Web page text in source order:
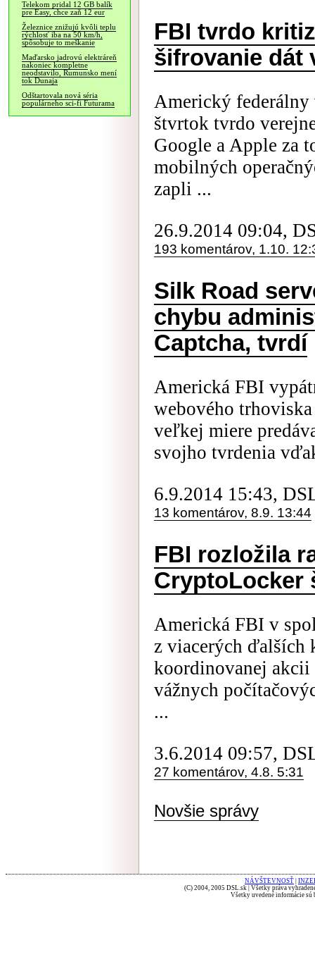
Telekom pridal 12 GB balík
pre Easy, chce zaň 12 eur
Železnice znižujú kvôli teplu
rýchlosť iba na 50 km/h,
spôsobuje to meškanie
Maďarsko jadrovú elektráreň
nakoniec kompletne
neodstavilo, Rumunsko mení
tok Dunaja
Odštartovala nová séria
populárneho sci-fi Futurama
FBI tvrdo
šifrovanie dát
Americký
štvrtok tvrdo
Google a Apple za
mobilných
zapli ...
26.9.2014 09:04,
193 komentárov, 1.10.
Silk Road
chybu
Captcha, tvrdí
Americká FBI
webového
veľkej miere
svojho tvrdenia
6.9.2014 15:43,
13 komentárov, 8.9. 13:44
FBI rozložila
CryptoLocker
Americká FBI v
z viacerých ďalších
koordinovanej
vážnych
...
3.6.2014 09:57,
27 komentárov, 4.8. 5:31
Novšie správy
NÁVŠTEVNOSŤ
(C) 2004, 2005 DSL.sk | Všetky práva
Všetky uvedené informácie sú